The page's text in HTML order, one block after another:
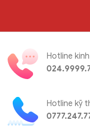
Hotline
Hotline kỹ